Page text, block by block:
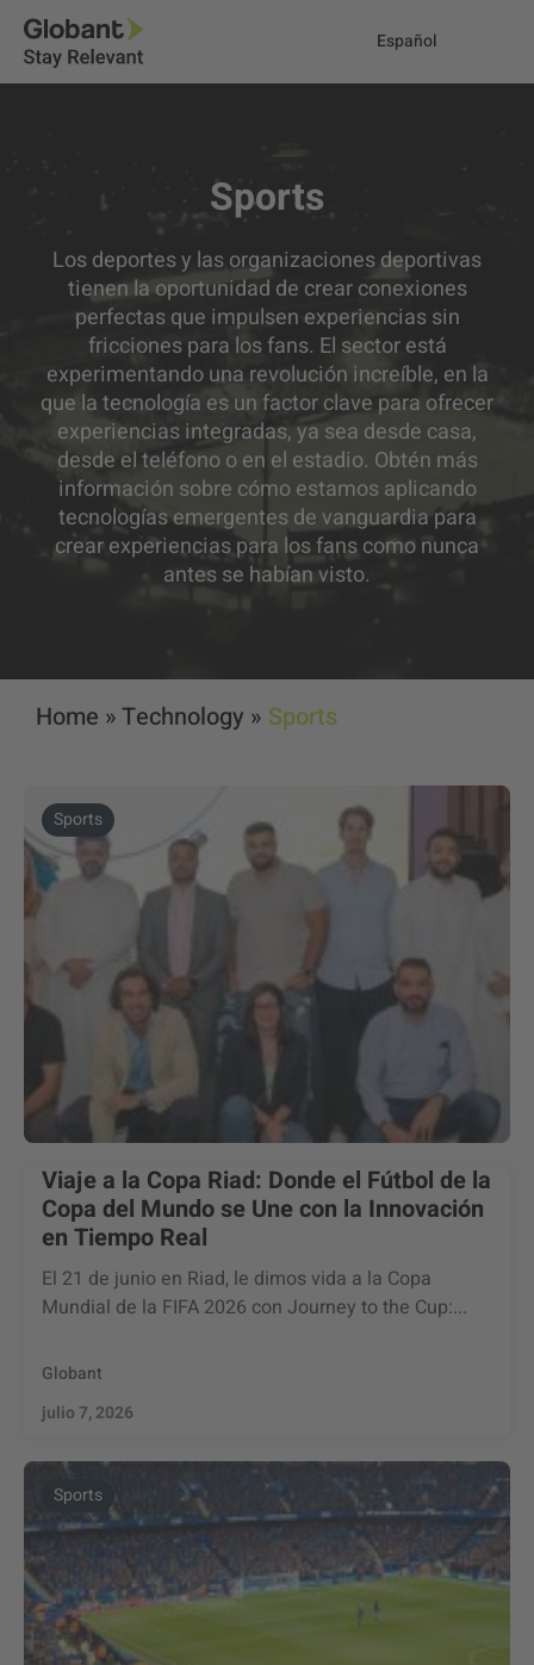
Español
Sports
Los deportes y las organizaciones deportivas
tienen la oportunidad de crear conexiones
perfectas que impulsen experiencias sin
fricciones para los fans. El sector está
experimentando una revolución increíble, en la
que la tecnología es un factor clave para ofrecer
experiencias integradas, ya sea desde casa,
desde el teléfono o en el estadio. Obtén más
información sobre cómo estamos aplicando
tecnologías emergentes de vanguardia para
crear experiencias para los fans como nunca
antes se habían visto.
Home »Technology » Sports
Sports
Viaje a la Copa Riad: Donde el Fútbol de la
Copa del Mundo se Une con la Innovación
en Tiempo Real
El 21 de junio en Riad, le dimos vida a la Copa
Mundial de la FIFA 2026 con Journey to the Cup:...
Globant
julio 7, 2026
Sports